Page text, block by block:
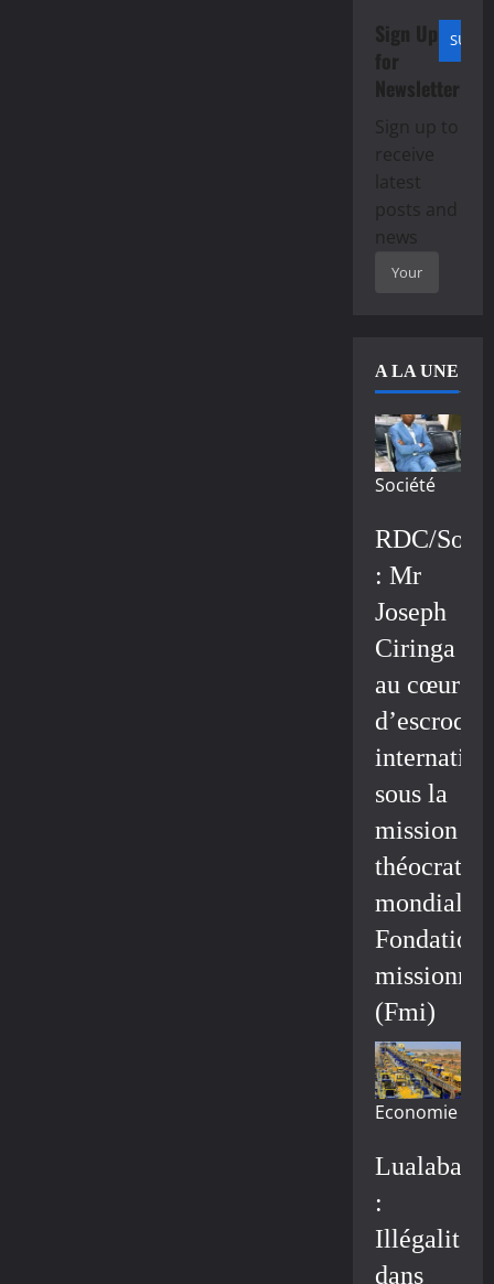
Sign Up
for
Newsletter
Sign up to
receive
latest
posts and
news
A LA UNE
Société
RDC/
: Mr
Joseph
Ciringa
au cœur
sous la
mission
mondiale/
Fondation
(Fmi)
Economie
Lualaba
:
Illégalité
dans